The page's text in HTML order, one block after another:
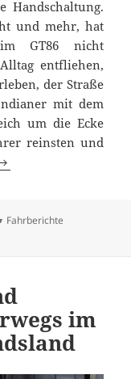
Handschaltung.
und mehr, hat
GT86 nicht
entfliehen,
der Straße
mit dem
um die Ecke
reinsten und
kleinen Preis:
Kategorien
Fahrberichte
im